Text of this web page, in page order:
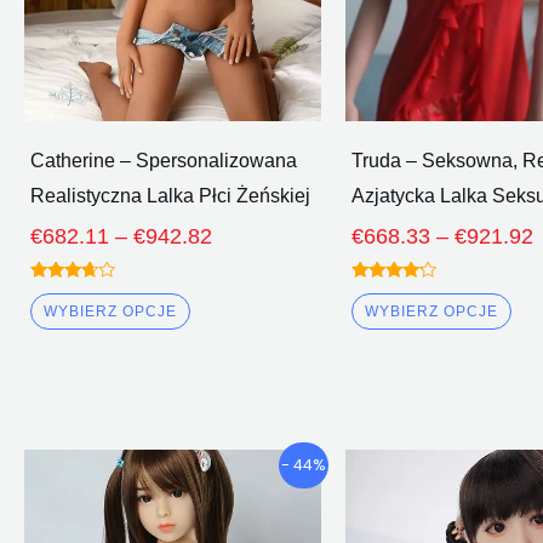
Catherine – Spersonalizowana
Realistyczna Lalka Płci Żeńskiej
€682.11 – €942.82
Oceniono
3.50
z 5
WYBIERZ OPCJE
wybrać
na
stronie
produktu
Truda – Seksowna,
Azjatycka Lalka
€668.33 – €921.92
Oceniono
4.00
z 5
WYBIERZ OPCJE
na
- 44%
Przedział
cenowy:
€546.51
Ten
produkt
ma
ma